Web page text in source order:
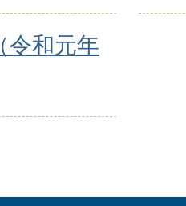
令和元年